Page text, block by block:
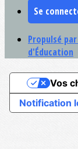
Se
Propulsé
d'Éducation
Notification
Vos